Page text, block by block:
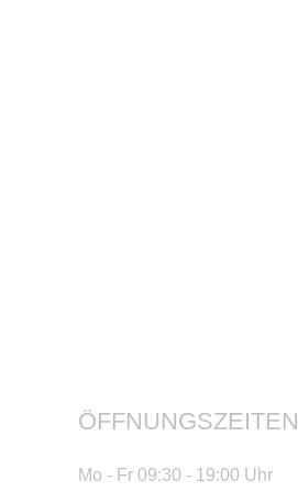
ÖFFNUNGSZEITEN
Mo - Fr 09:30 - 19:00 Uhr